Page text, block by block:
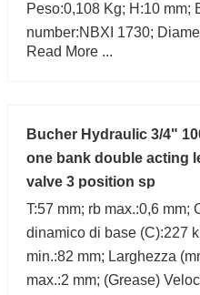
Peso:0,108 Kg; H:10 mm;
number:NBXI 1730;
foro (mm):17;
Read More ...
Bucher Hydraulic 3/4"
one bank double acting
valve 3 position sp
T:57 mm; rb max.:0,6 mm;
dinamico di base (C):227
min.:82 mm; Larghezza
max.:2 mm; (Grease)